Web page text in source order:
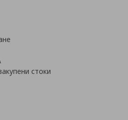
стоки